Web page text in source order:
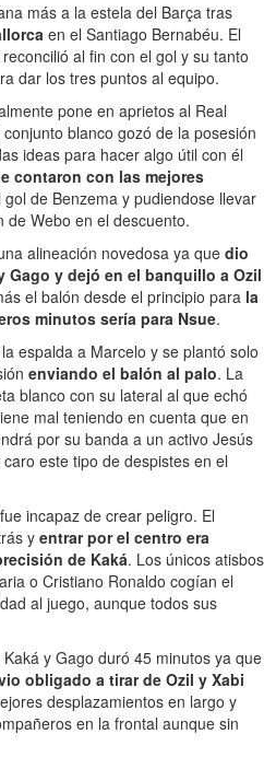
más a la estela del Barça tras
en el Santiago Bernabéu. El
al fin con el gol y su tanto
dar los tres puntos al equipo.
pone en aprietos al Real
blanco gozó de la posesión
ideas para hacer algo útil con él
contaron con las mejores
de Benzema y pudiendose llevar
de Webo en el descuento.
alineación novedosa ya que dio
Gago y dejó en el banquillo a Ozil
el balón desde el principio para la
minutos sería para Nsue.
espalda a Marcelo y se plantó solo
enviando el balón al palo. La
blanco con su lateral al que echó
mal teniendo en cuenta que en
por su banda a un activo Jesús
este tipo de despistes en el
incapaz de crear peligro. El
y entrar por el centro era
de Kaká. Los únicos atisbos
o Cristiano Ronaldo cogían el
al juego, aunque todos sus
y Gago duró 45 minutos ya que
obligado a tirar de Ozil y Xabi
desplazamientos en largo y
en la frontal aunque sin